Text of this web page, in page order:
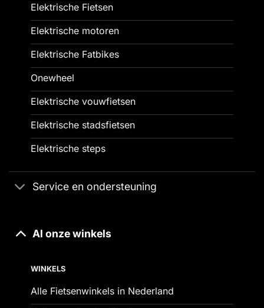
Elektrische Fietsen
Elektrische motoren
Elektrische Fatbikes
Onewheel
Elektrische vouwfietsen
Elektrische stadsfietsen
Elektrische steps
Service en ondersteuning
Al onze winkels
WINKELS
Alle Fietsenwinkels in Nederland